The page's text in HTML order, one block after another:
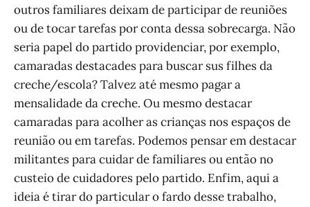
outros familiares deixam de participar de reuniões
ou de tocar tarefas por conta dessa sobrecarga. Não
seria papel do partido providenciar, por exemplo,
camaradas destacades para buscar sus filhes da
creche/escola? Talvez até mesmo pagar a
mensalidade da creche. Ou mesmo destacar
camaradas para acolher as crianças nos espaços de
reunião ou em tarefas. Podemos pensar em destacar
militantes para cuidar de familiares ou então no
custeio de cuidadores pelo partido. Enfim, aqui a
ideia é tirar do particular o fardo desse trabalho,